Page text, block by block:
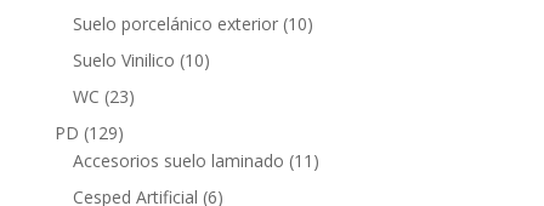
productos
Suelo porcelánico exterior 1010
Suelo Vinilico 1010
WC 2323
PD 129129
productos
Accesorios suelo laminado 11 11
Cesped Artificial 66